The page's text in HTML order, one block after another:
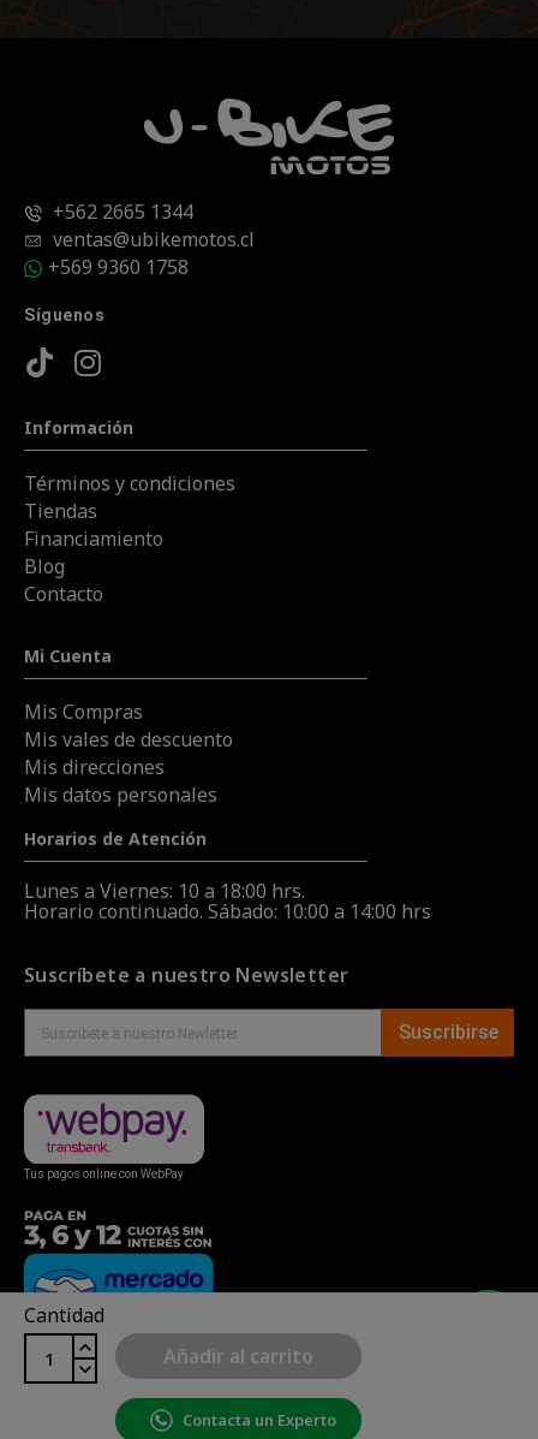
Cantidad
Añadir al carrito
Contacta un Experto
+562 2665 1344
ventas@ubikemotos.cl
+569 9360 1758
Síguenos
Información
Términos y condiciones
Tiendas
Financiamiento
Blog
Contacto
Mi Cuenta
Mis Compras
Mis vales de descuento
Mis direcciones
Mis datos personales
Horarios de Atención
Lunes a Viernes: 10 a 18:00 hrs.
Horario continuado. Sábado: 10:00 a 14:00 hrs
Suscríbete a nuestro Newsletter
Suscribirse
Tus pagos online con WebPay
Copyright© uBike Motos 2026|Mapa del sitio